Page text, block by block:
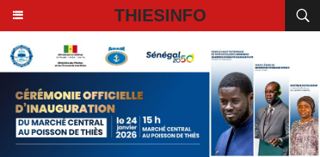
THIESINFO